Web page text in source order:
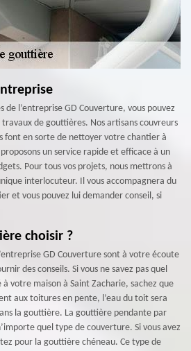
de l’entreprise GD Couverture, vous pouvez
de gouttières. Nos artisans couvreurs
font en sorte de nettoyer votre chantier à
un service rapide et efficace à un
Pour tous vos projets, nous mettrons à
interlocuteur. Il vous accompagnera du
et vous pouvez lui demander conseil, si
choisir ?
GD Couverture sont à votre écoute
des conseils. Si vous ne savez pas quel
votre maison à Saint Zacharie, sachez que
aux toitures en pente, l’eau du toit sera
la gouttière. La gouttière pendante par
quel type de couverture. Si vous avez
pour la gouttière chéneau. Ce type de